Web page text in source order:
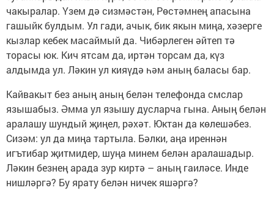
чакыралар. Үзем дә сизмәстән, Рөстәмнең апасына
гашыйк булдым. Ул гади, ачык, бик якын миңа, хәзерге
кызлар кебек масаймый да. Чибәрлеген әйтеп тә
торасы юк. Кич ятсам да, иртән торсам да, күз
алдымда ул. Ләкин ул кияүдә һәм аның баласы бар.
Кайвакыт без аның аның белән телефонда смслар
язышабыз. Әмма ул язышу дусларча гына. Аның белән
аралашу шундый җиңел, рәхәт. Юктан да көлешәбез.
Сизәм: ул да миңа тартыла. Бәлки, аңа иреннән
игътибар җитмидер, шуңа минем белән аралашадыр.
Ләкин безнең арада зур киртә – аның гаиләсе. Инде
нишләргә? Бу ярату белән ничек яшәргә?